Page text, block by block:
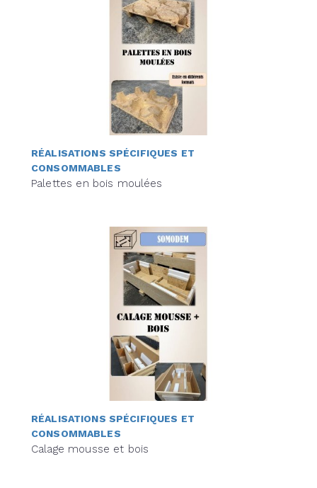
RÉALISATIONS SPÉCIFIQUES ET
CONSOMMABLES
Palettes en bois moulées
RÉALISATIONS SPÉCIFIQUES ET
CONSOMMABLES
Calage mousse et bois